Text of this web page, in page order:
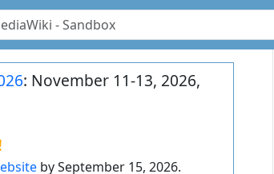
: November 11-13, 2026,
by September 15, 2026.